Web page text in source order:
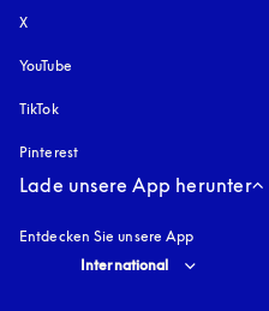
X
YouTube
TikTok
Pinterest
Lade unsere App herunter
Entdecken Sie unsere App
Select country and language
International